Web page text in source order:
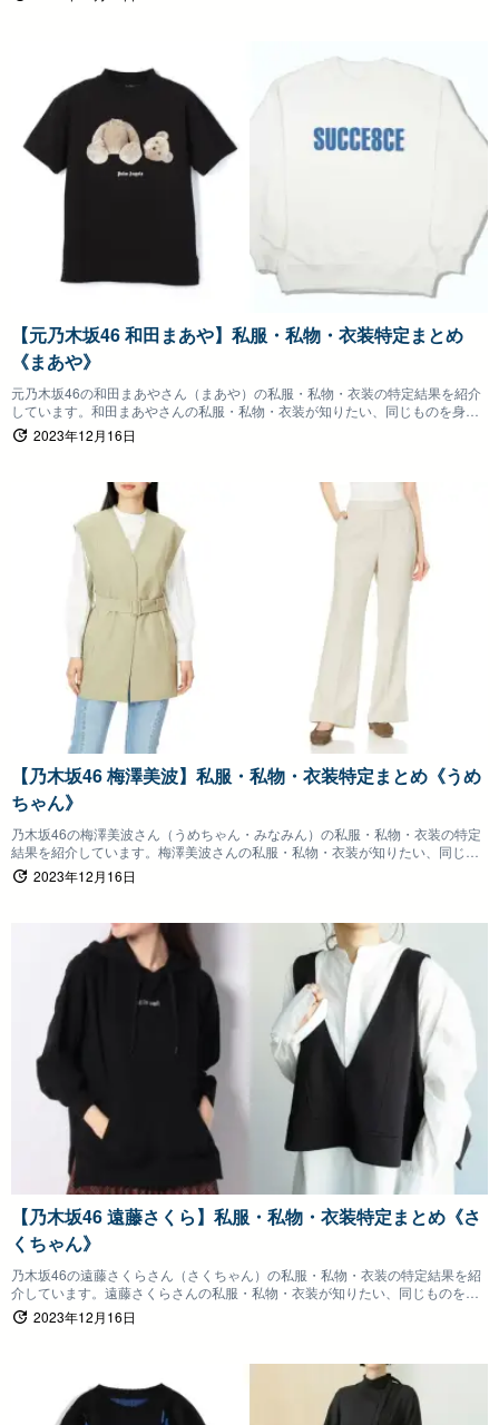
【元乃木坂46 和田まあや】私服・私物・衣装特定まとめ
《まあや》
元乃木坂46の和田まあやさん（まあや）の私服・私物・衣装の特定結果を紹介
しています。和田まあやさんの私服・私物・衣装が知りたい、同じものを身に
つけたいファンの方は参考にしていただけると嬉しいです。
2023年12月16日
【乃木坂46 梅澤美波】私服・私物・衣装特定まとめ《うめ
ちゃん》
乃木坂46の梅澤美波さん（うめちゃん・みなみん）の私服・私物・衣装の特定
結果を紹介しています。梅澤美波さんの私服・私物・衣装が知りたい、同じも
のを身につけたいファンの方は参考にしていただけると嬉しいです。
2023年12月16日
【乃木坂46 遠藤さくら】私服・私物・衣装特定まとめ《さ
くちゃん》
乃木坂46の遠藤さくらさん（さくちゃん）の私服・私物・衣装の特定結果を紹
介しています。遠藤さくらさんの私服・私物・衣装が知りたい、同じものを身
につけたいファンの方は参考にしていただけると嬉しいです。
2023年12月16日